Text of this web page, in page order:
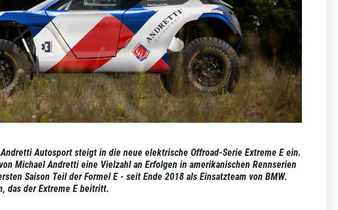
Autosport steigt in die neue elektrische Offroad-Serie Extreme E ein.
Michael Andretti eine Vielzahl an Erfolgen in amerikanischen Rennserien
Saison Teil der Formel E - seit Ende 2018 als Einsatzteam von BMW.
das der Extreme E beitritt.